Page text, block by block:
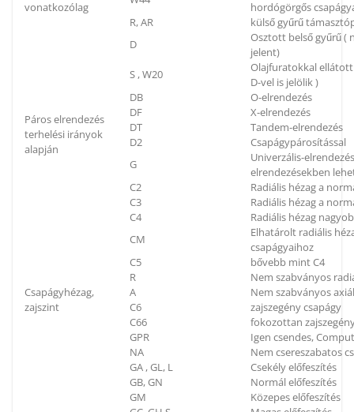
vonatkozólag
hordógörgős
R, AR
külső gyűrű
D
Osztott belső gyűrű (
jelent)
S , W20
Olajfuratokkal
D-vel is jelölik )
Páros elrendezés
terhelési irányok
alapján
DB
O-elrendezés
DF
X-elrendezés
DT
Tandem-elrendezés
D2
Csapágypárosítással
G
Univerzális-
elrendezésekben
Csapágyhézag,
zajszint
C2
Radiális hézag a
C3
Radiális hézag a
C4
Radiális hézag
CM
Elhatárolt radiális
csapágyaihoz
C5
bővebb mint C4
R
Nem szabványos
A
Nem szabványos
C6
zajszegény csapágy
C66
fokozottan
GPR
Igen csendes,
NA
Nem csereszabatos
GA , GL, L
Csekély előfeszítés
GB, GN
Normál előfeszítés
GM
Közepes előfeszítés